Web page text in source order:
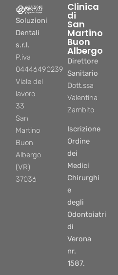
Soluzioni
Dentali
s.r.l.
P.iva
04446490239
Viale del
lavoro
33
San
Martino
Buon
Albergo
(VR)
37036
Clinica
di
San
Martino
Buon
Albergo
Direttore
Sanitario
Dott.ssa
Valentina
Zambito
Iscrizione
Ordine
dei
Medici
Chirurghi
e
degli
Odontoiatri
di
Verona
nr.
1587.